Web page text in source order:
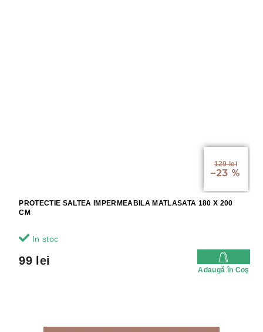
129 lei
–23 %
PROTECTIE SALTEA IMPERMEABILA MATLASATA 180 X 200
CM
In stoc
99 lei
Adaugă în Coş